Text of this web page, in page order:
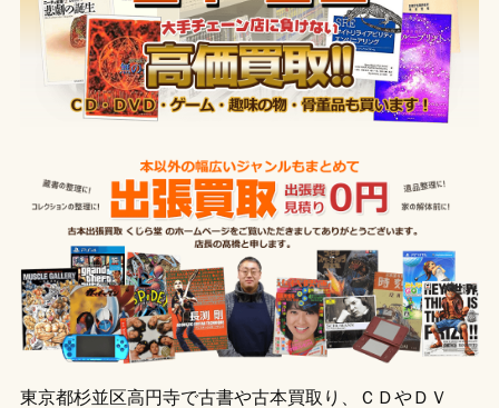
東京都杉並区高円寺で古書や古本買取り、ＣＤやＤＶ